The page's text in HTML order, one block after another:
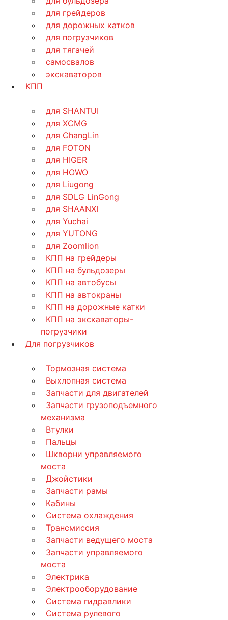
для грейдеров
для дорожных катков
для погрузчиков
для тягачей
самосвалов
экскаваторов
КПП
для SHANTUI
для XCMG
для ChangLin
для FOTON
для HIGER
для HOWO
для Liugong
для SDLG LinGong
для SHAANXI
для Yuchai
для YUTONG
для Zoomlion
КПП на грейдеры
КПП на бульдозеры
КПП на автобусы
КПП на автокраны
КПП на дорожные катки
КПП на экскаваторы-
погрузчики
Для погрузчиков
Тормозная система
Выхлопная система
Запчасти для двигателей
Запчасти грузоподъемного
механизма
Втулки
Пальцы
Шкворни управляемого
моста
Джойстики
Запчасти рамы
Кабины
Система охлаждения
Трансмиссия
Запчасти ведущего моста
Запчасти управляемого
моста
Электрика
Электрооборудование
Система гидравлики
Система рулевого